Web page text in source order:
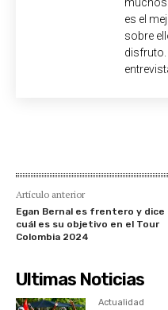
es el
sobre
disfruto.
Artículo anterior
Egan Bernal es frentero y dice
cuál es su objetivo en el Tour
Colombia 2024
Ultimas Noticias
Actualidad